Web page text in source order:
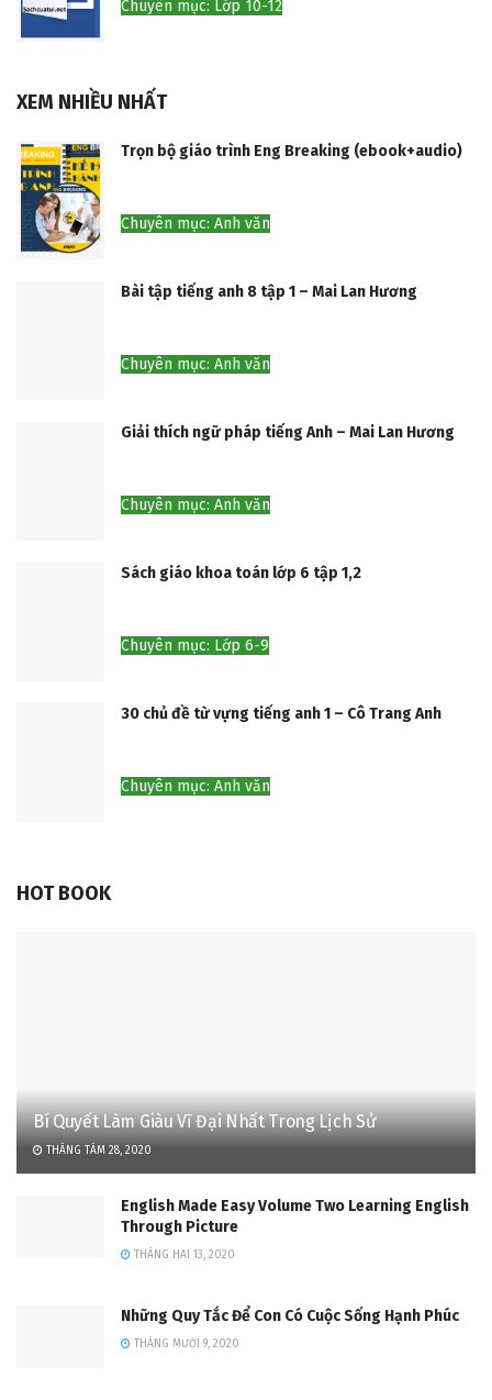
Chuyên mục: Lớp 10-12
XEM NHIỀU NHẤT
Trọn bộ giáo trình Eng Breaking (ebook+audio)
Chuyên mục: Anh văn
Bài tập tiếng anh 8 tập 1 – Mai Lan Hương
Chuyên mục: Anh văn
Giải thích ngữ pháp tiếng Anh – Mai Lan Hương
Chuyên mục: Anh văn
Sách giáo khoa toán lớp 6 tập 1,2
Chuyên mục: Lớp 6-9
30 chủ đề từ vựng tiếng anh 1 – Cô Trang Anh
Chuyên mục: Anh văn
HOT BOOK
Bí Quyết Làm Giàu Vĩ Đại Nhất Trong Lịch Sử
THÁNG TÁM 28, 2020
English Made Easy Volume Two Learning English
Through Picture
THÁNG HAI 13, 2020
Những Quy Tắc Để Con Có Cuộc Sống Hạnh Phúc
THÁNG MƯỜI 9, 2020